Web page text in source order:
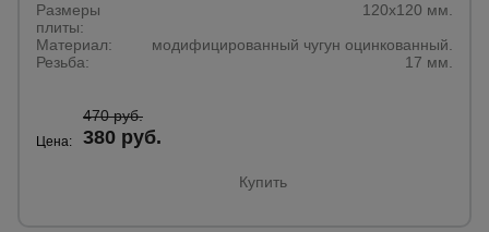
Размеры
плиты:
120х120 мм.
Материал:
модифицированный чугун оцинкованный.
Резьба:
17 мм.
Цена:
470 руб.
380 руб.
Купить